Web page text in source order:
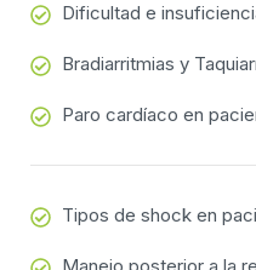
Dificultad e
Bradiarritmias y
Paro cardíaco en
Tipos de shock en